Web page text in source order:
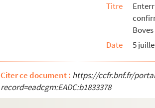
Nouvion-le-Vineux
Nouvion-Vingré.
Ostel.
Titre
Date
5
Citer ce document : https://ccfr.bnf.fr/
record=eadcgm:EADC:b1833378